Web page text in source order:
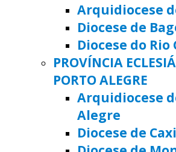
Arquidiocese
Diocese de
Diocese do Rio
PROVÍNCIA
PORTO ALEGRE
Arquidiocese
Alegre
Diocese de